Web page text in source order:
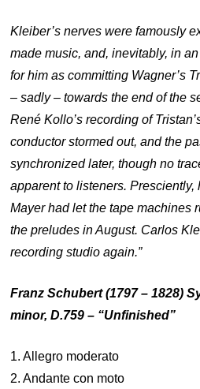
Kleiber’s nerves were famously
made music, and, inevitably, in
for him as committing Wagner’s
– sadly – towards the end of the
René Kollo’s recording of
conductor stormed out, and the
synchronized later, though no
apparent to listeners. Presciently,
Mayer had let the tape machines
the preludes in August. Carlos
recording studio again.”
Franz Schubert (1797 – 1828)
minor, D.759 – “Unfinished”
1. Allegro moderato
2. Andante con moto